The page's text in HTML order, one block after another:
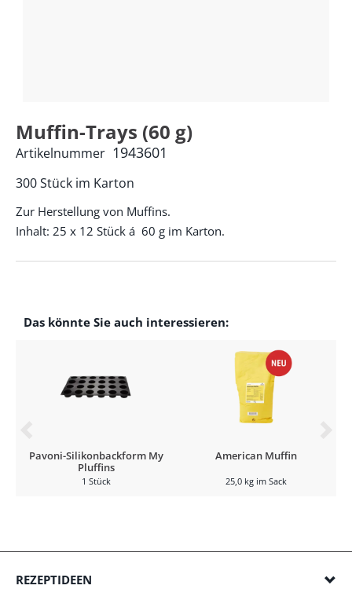
Muffin-Trays (60 g)
300 Stück im Karton
Artikelnummer 1943601
Zur Herstellung von Muffins.
Inhalt: 25 x 12 Stück á 60 g im Karton.
Das könnte Sie auch interessieren:
Pavoni-Silikonbackform My
Pluffins
1 Stück
American Muffin
25,0 kg im Sack
REZEPTIDEEN